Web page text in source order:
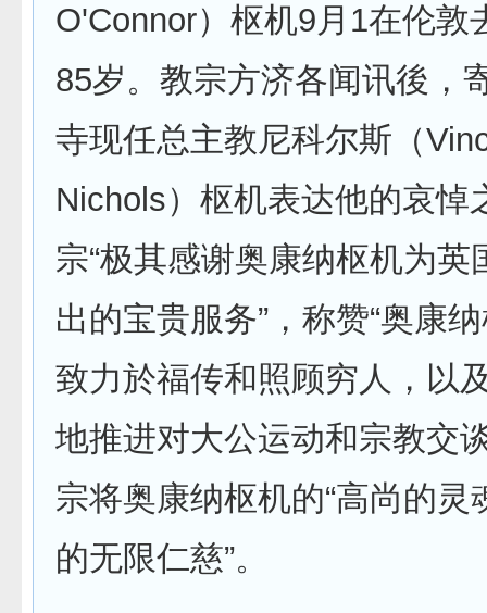
O'Connor）枢机9月1在伦敦
85岁。教宗方济各闻讯後，
寺现任总主教尼科尔斯（
Nichols）枢机表达他的哀悼
宗“极其感谢奥康纳枢机为英
出的宝贵服务”，称赞“奥康
致力於福传和照顾穷人，以
地推进对大公运动和宗教交
宗将奥康纳枢机的“高尚的灵
的无限仁慈”。